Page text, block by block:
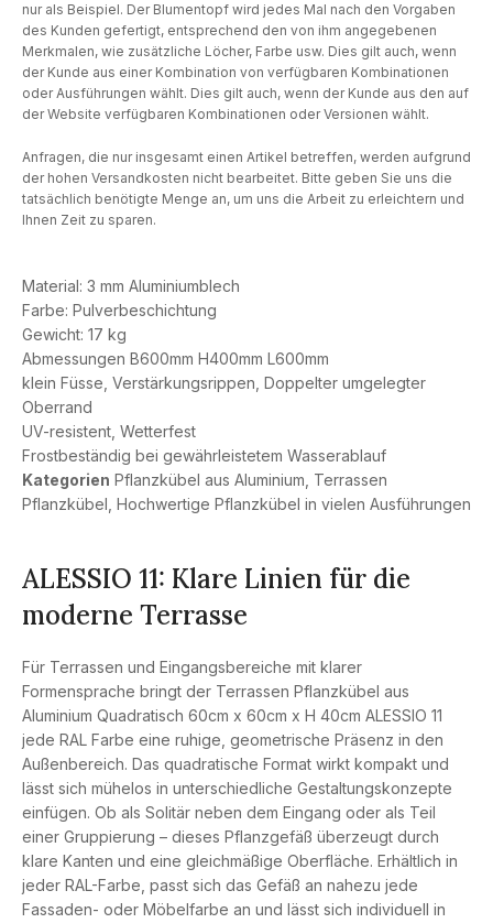
Material: 3 mm Aluminiumblech
Farbe: Pulverbeschichtung
Gewicht: 17 kg
Abmessungen B600mm H400mm L600mm
klein Füsse, Verstärkungsrippen, Doppelter umgelegter
Oberrand
UV-resistent, Wetterfest
Frostbeständig bei gewährleistetem Wasserablauf
Kategorien Pflanzkübel aus Aluminium Terrassen
Pflanzkübel Hochwertige Pflanzkübel in vielen Ausführungen
ALESSIO 11: Klare Linien für die
moderne Terrasse
Für Terrassen und Eingangsbereiche mit klarer
Formensprache bringt der Terrassen Pflanzkübel aus
Aluminium Quadratisch 60cm x 60cm x H 40cm ALESSIO 11
jede RAL Farbe eine ruhige, geometrische Präsenz in den
Außenbereich. Das quadratische Format wirkt kompakt und
lässt sich mühelos in unterschiedliche Gestaltungskonzepte
einfügen. Ob als Solitär neben dem Eingang oder als Teil
einer Gruppierung – dieses Pflanzgefäß überzeugt durch
klare Kanten und eine gleichmäßige Oberfläche. Erhältlich in
jeder RAL-Farbe, passt sich das Gefäß an nahezu jede
Fassaden- oder Möbelfarbe an und lässt sich individuell in
nur als Beispiel. Der Blumentopf wird jedes Mal nach den Vorgaben
des Kunden gefertigt, entsprechend den von ihm angegebenen
Merkmalen, wie zusätzliche Löcher, Farbe usw. Dies gilt auch, wenn
der Kunde aus einer Kombination von verfügbaren Kombinationen
oder Ausführungen wählt. Dies gilt auch, wenn der Kunde aus den auf
der Website verfügbaren Kombinationen oder Versionen wählt.
Anfragen, die nur insgesamt einen Artikel betreffen, werden aufgrund
der hohen Versandkosten nicht bearbeitet. Bitte geben Sie uns die
tatsächlich benötigte Menge an, um uns die Arbeit zu erleichtern und
Ihnen Zeit zu sparen.